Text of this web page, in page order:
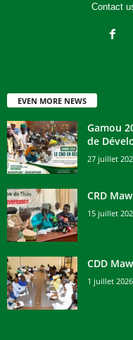
Contact
EVEN MORE NEWS
Gamou
de
27 juillet
CRD
15 juillet
CDD
1 juillet 2026